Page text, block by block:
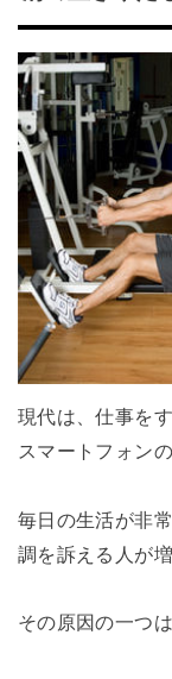
現代は、仕事を
スマートフォン
毎日の生活が非
調を訴える人が
その原因の一つ